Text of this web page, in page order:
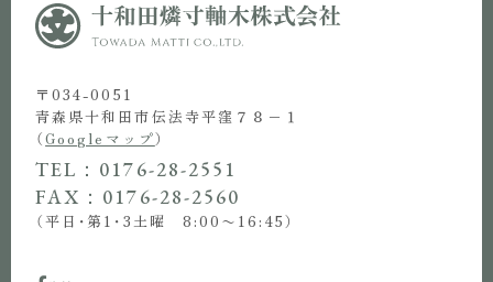
〒034-0051
青森県十和田市伝法寺平窪７８−１
（Googleマップ）
TEL：0176-28-2551
FAX：0176-28-2560
（平日・第1・3土曜 8:00〜16:45）